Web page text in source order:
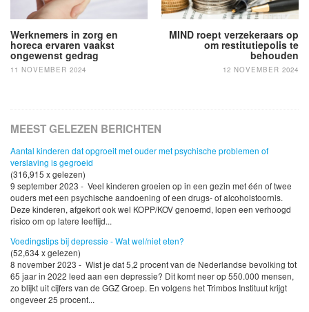
MIND roept verzekeraars op
om restitutiepolis te
behouden
12 NOVEMBER 2024
Werknemers in zorg en
horeca ervaren vaakst
ongewenst gedrag
11 NOVEMBER 2024
MEEST GELEZEN BERICHTEN
Aantal kinderen dat opgroeit met ouder met psychische problemen of
verslaving is gegroeid
(316,915 x gelezen)
9 september 2023 - Veel kinderen groeien op in een gezin met één of twee
ouders met een psychische aandoening of een drugs- of alcoholstoornis.
Deze kinderen, afgekort ook wel KOPP/KOV genoemd, lopen een verhoogd
risico om op latere leeftijd...
Voedingstips bij depressie - Wat wel/niet eten?
(52,634 x gelezen)
8 november 2023 - Wist je dat 5,2 procent van de Nederlandse bevolking tot
65 jaar in 2022 leed aan een depressie? Dit komt neer op 550.000 mensen,
zo blijkt uit cijfers van de GGZ Groep. En volgens het Trimbos Instituut krijgt
ongeveer 25 procent...